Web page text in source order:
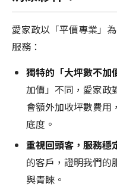
愛家政以「平價專業」
服務：
獨特的「大坪數不加
加價」不同，愛家政
會額外加收坪數費用
底度。
重視回頭客，服務穩
的客戶，證明我們的
與青睞。